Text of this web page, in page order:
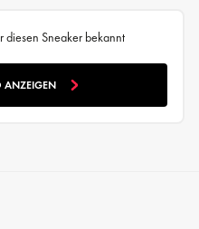
diesen Sneaker bekannt
ANZEIGEN